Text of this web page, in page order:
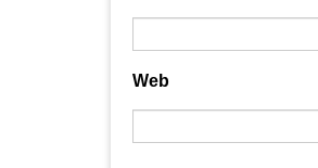
Web